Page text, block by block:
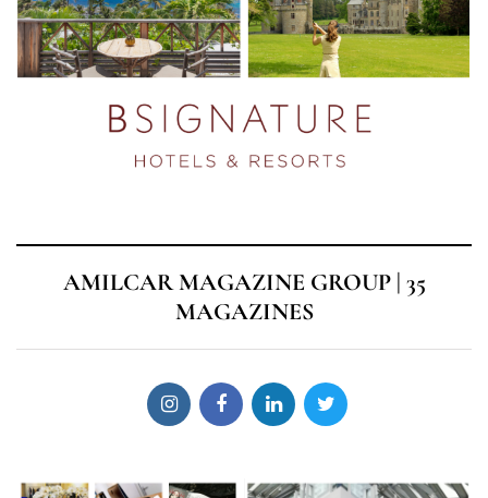
AMILCAR MAGAZINE GROUP | 35
MAGAZINES